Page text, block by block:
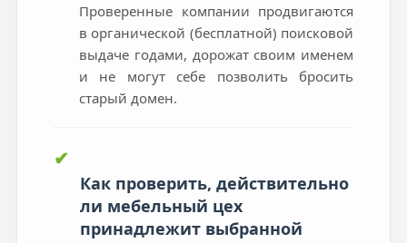
Проверенные компании продвигаются
в органической (бесплатной) поисковой
выдаче годами, дорожат своим именем
и не могут себе позволить бросить
старый домен.
✔
Как проверить, действительно
ли мебельный цех
принадлежит выбранной